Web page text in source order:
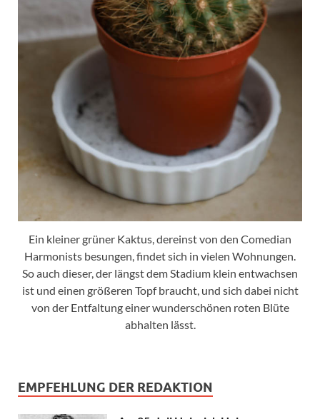
Ein kleiner grüner Kaktus, dereinst von den Comedian
Harmonists besungen, findet sich in vielen Wohnungen.
So auch dieser, der längst dem Stadium klein entwachsen
ist und einen größeren Topf braucht, und sich dabei nicht
von der Entfaltung einer wunderschönen roten Blüte
abhalten lässt.
EMPFEHLUNG DER REDAKTION